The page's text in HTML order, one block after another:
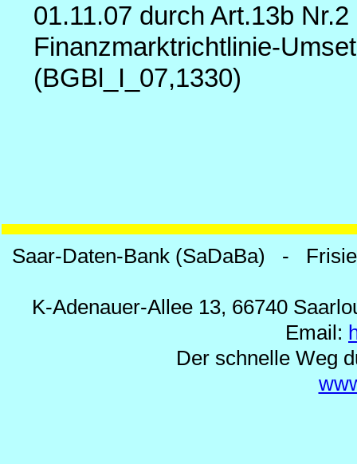
01.11.07 durch Art.13b
Finanzmarktrichtlinie-
(BGBl_I_07,1330)
Saar-Daten-Bank (SaDaBa) -
K-Adenauer-Allee 13, 66740
Email:
Der schnelle Weg